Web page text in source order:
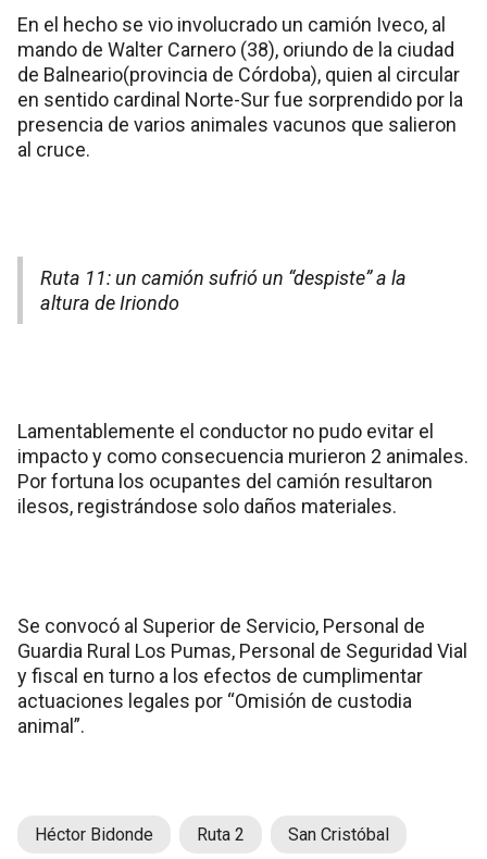
En el hecho se vio involucrado un camión Iveco, al
mando de Walter Carnero (38), oriundo de la ciudad
de Balneario(provincia de Córdoba), quien al circular
en sentido cardinal Norte-Sur fue sorprendido por la
presencia de varios animales vacunos que salieron
al cruce.
Ruta 11: un camión sufrió un “despiste” a la
altura de Iriondo
Lamentablemente el conductor no pudo evitar el
impacto y como consecuencia murieron 2 animales.
Por fortuna los ocupantes del camión resultaron
ilesos, registrándose solo daños materiales.
Se convocó al Superior de Servicio, Personal de
Guardia Rural Los Pumas, Personal de Seguridad Vial
y fiscal en turno a los efectos de cumplimentar
actuaciones legales por “Omisión de custodia
animal”.
Héctor Bidonde Ruta 2 San Cristóbal